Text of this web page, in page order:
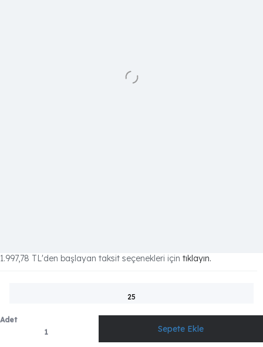
1.997,78 TL'den başlayan taksit seçenekleri için tıklayın.
25
Adet